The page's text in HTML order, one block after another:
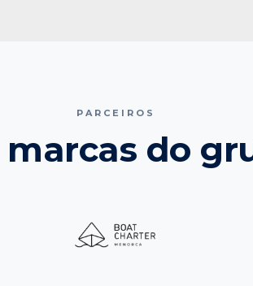
PARCEIROS
marcas do